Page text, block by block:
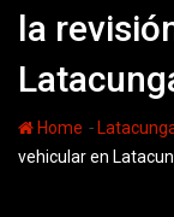
la
Home -
vehicular en